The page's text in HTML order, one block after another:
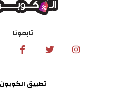
تابعونا
تطبيق الكوبون